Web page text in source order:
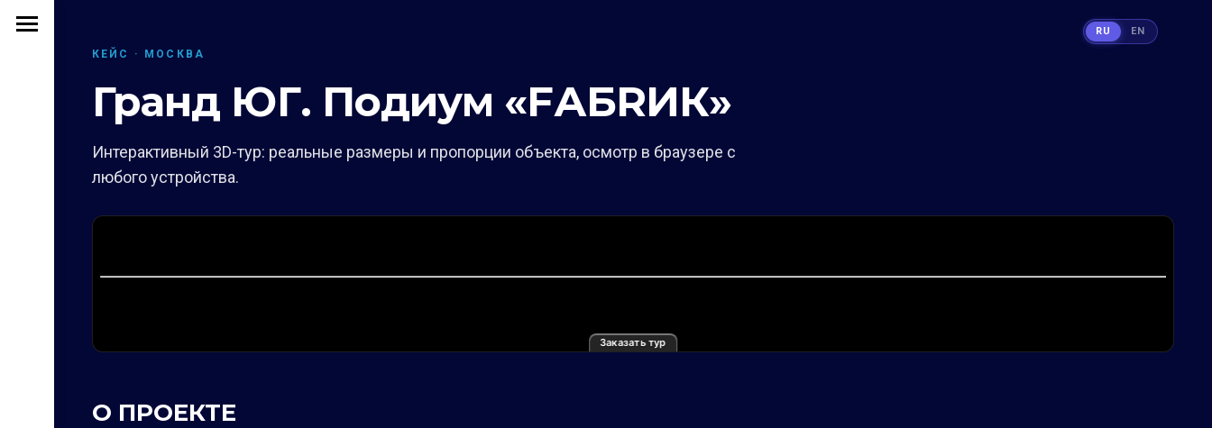
КЕЙС · МОСКВА
Гранд ЮГ. Подиум «FАБRИК»
Интерактивный 3D-тур: реальные размеры и пропорции объекта, осмотр в браузере с
любого устройства.
Заказать тур
О ПРОЕКТЕ
RU EN